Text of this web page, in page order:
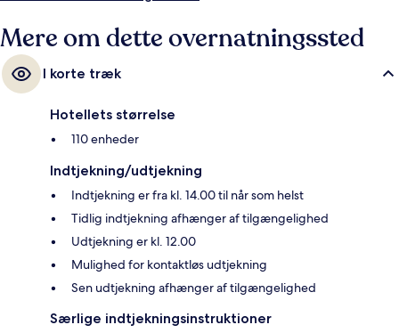
Mere om dette overnatningssted
I korte træk
Hotellets størrelse
110 enheder
Indtjekning/udtjekning
Indtjekning er fra kl. 14.00 til når som helst
Tidlig indtjekning afhænger af tilgængelighed
Udtjekning er kl. 12.00
Mulighed for kontaktløs udtjekning
Sen udtjekning afhænger af tilgængelighed
Særlige indtjekningsinstruktioner